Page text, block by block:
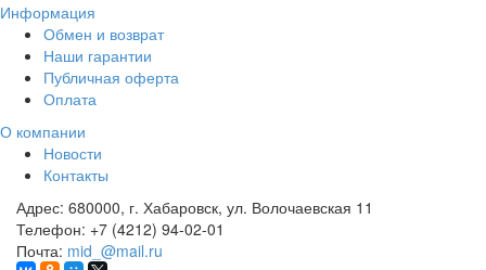
Информация
Обмен и возврат
Наши гарантии
Публичная оферта
Оплата
О компании
Новости
Контакты
Адрес: 680000, г. Хабаровск, ул. Волочаевская 11
Телефон: +7 (4212) 94-02-01
Почта: mid_@mail.ru